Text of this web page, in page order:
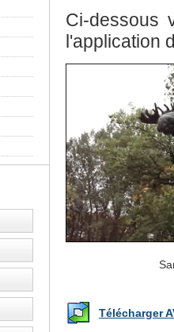
Ci-dessous
l'application
Télécharger